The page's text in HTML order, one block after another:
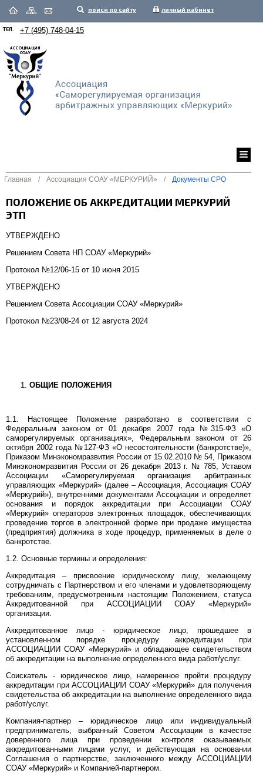
поиск по сайту личный кабинет
ТЕЛ. +7 (495) 748-04-15
Главная / Ассоциация СОАУ «МЕРКУРИЙ» / Документы СРО
ПОЛОЖЕНИЕ ОБ АККРЕДИТАЦИИ МЕРКУРИЙ
ЭТП
УТВЕРЖДЕНО
Решением Совета НП СОАУ «Меркурий»
Протокол №12/06-15 от 10 июня 2015
УТВЕРЖДЕНО
Решением Совета Ассоциации СОАУ «Меркурий»
Протокол №23/08-24 от 12 августа 2024
ОБЩИЕ ПОЛОЖЕНИЯ
1.1. Настоящее Положение разработано в соответствии с
Федеральным законом от 01 декабря 2007 года №315-ФЗ «О
саморегулируемых организациях», Федеральным законом от 26
октября 2002 года №127-ФЗ «О несостоятельности (банкротстве)»,
Приказом Минэкономразвития России от 15.02.2010 № 54, Приказом
Минэкономразвития России от 26 декабря 2013 г. № 785, Уставом
Ассоциации «Саморегулируемая организация арбитражных
управляющих «Меркурий» (далее – Ассоциация, Ассоциация СОАУ
«Меркурий»), внутренними документами Ассоциации и определяет
основания и порядок аккредитации при Ассоциации СОАУ
«Меркурий» операторов электронных площадок, обеспечивающих
проведение торгов в электронной форме при продаже имущества
(предприятия) должника в ходе процедур, применяемых в деле о
банкротстве.
1.2. Основные термины и определения:
Аккредитация – присвоение юридическому лицу, желающему
сотрудничать с Партнерством и его членами и удовлетворяющему
требованиям, предусмотренным настоящим Положением, статуса
Аккредитованной при АССОЦИАЦИИ СОАУ «Меркурий»
организации.
Аккредитованное лицо - юридическое лицо, прошедшее в
установленном порядке процедуру аккредитации при
АССОЦИАЦИИ СОАУ «Меркурий» и обладающее свидетельством
об аккредитации на выполнение определенного вида работ/услуг.
Соискатель - юридическое лицо, намеренное пройти процедуру
аккредитации при АССОЦИАЦИИ СОАУ «Меркурий» для получения
свидетельства об аккредитации на выполнение определенного вида
работ/услуг.
Компания-партнер – юридическое лицо или индивидуальный
предприниматель, выбранный Советом Ассоциации в качестве
доверенного лица при проведении контроля оказываемых
аккредитованными лицами услуг, и действующая на основании
Соглашения о партнерстве, заключенного между АССОЦИАЦИИ
СОАУ «Меркурий» и Компанией-партнером.